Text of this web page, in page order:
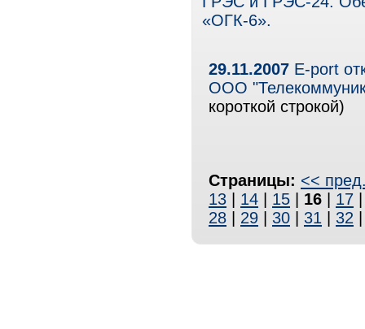
«ОГК-6».
29.11.2007 Е-port
ООО
короткой строкой)
Страницы: <<
13
14 15 16 17
28
29 30 31 32